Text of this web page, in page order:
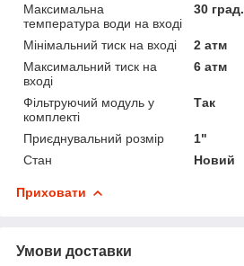
Максимальна
температура води на вході
30 град.
Мінімальний тиск на вході
2 атм
Максимальний тиск на
вході
6 атм
Фільтруючий модуль у
комплекті
Так
Приєднувальний розмір
1"
Стан
Новий
Приховати
Умови доставки